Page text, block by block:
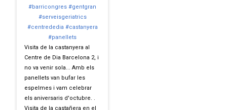
Visita de la castanyera al
Centre de Dia Barcelona 2, i
no va venir sola... Amb els
panellets van bufar les
espelmes i vam celebrar
els aniversaris d'octubre. .
Visita de la castañera en el